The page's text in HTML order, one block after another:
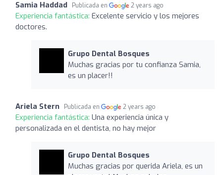
Samia Haddad Publicada en 2 years ago
Experiencia fantástica: Excelente servicio y los mejores
doctores.
Grupo Dental Bosques
Muchas gracias por tu confianza Samia,
es un placer!!
Ariela Stern Publicada en 2 years ago
Experiencia fantástica: Una experiencia única y
personalizada en el dentista, no hay mejor
Grupo Dental Bosques
Muchas gracias por querida Ariela, es un